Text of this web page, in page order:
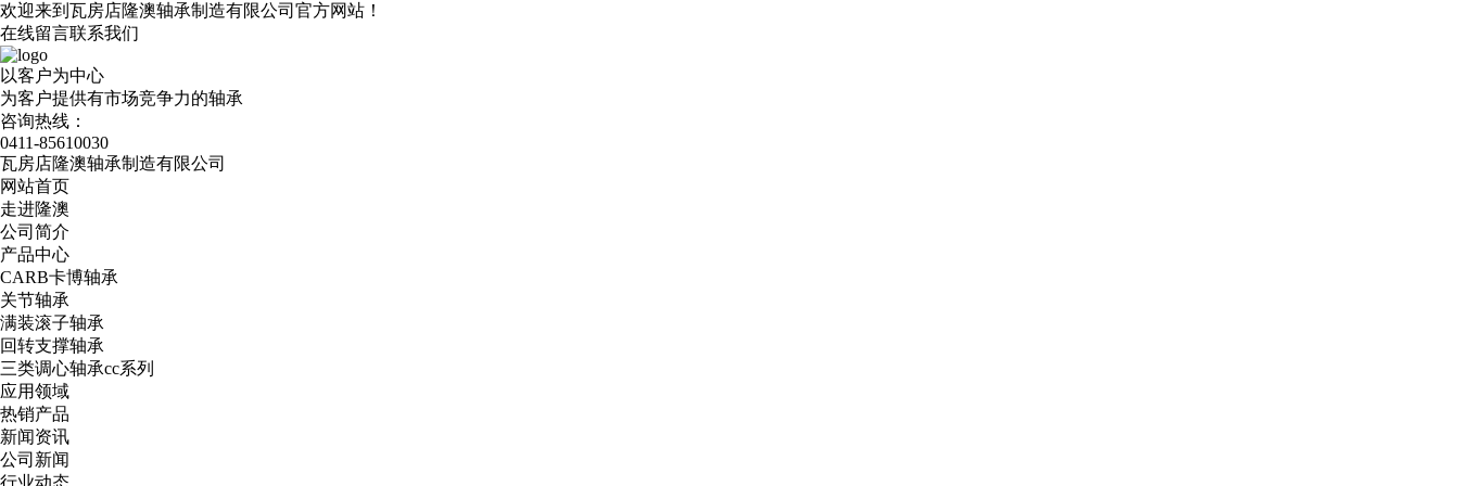
欢迎来到瓦房店隆澳轴承制造有限公司官方网站！
在线留言联系我们
以客户为中心
为客户提供有市场竞争力的轴承
咨询热线：
0411-85610030
瓦房店隆澳轴承制造有限公司
网站首页
走进隆澳
公司简介
产品中心
CARB卡博轴承
关节轴承
满装滚子轴承
回转支撑轴承
三类调心轴承cc系列
应用领域
热销产品
新闻资讯
公司新闻
行业动态